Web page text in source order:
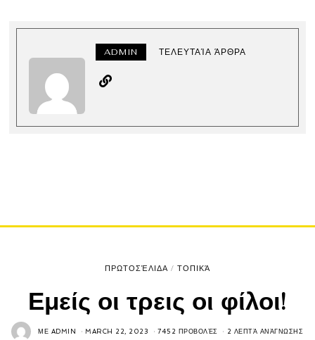
ADMIN ΤΕΛΕΥΤΑΊΑ ΆΡΘΡΑ
ΠΡΩΤΟΣΈΛΙΔΑ / ΤΟΠΙΚΆ
Εμείς οι τρεις οι φίλοι!
ΜΕ ADMIN MARCH 22, 2023 7452 ΠΡΟΒΟΛΈΣ 2 ΛΕΠΤΆ ΑΝΆΓΝΩΣΗΣ